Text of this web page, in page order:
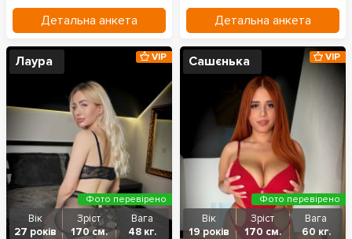
Детальна анкета Детальна анкета
Лаура
Вік
27 років
Зріст
170 см.
Вага
48 кг.
VIP
Фото перевірено
Сашєнька
Вік
19 років
Зріст
170 см.
Вага
60 кг.
VIP
Фото перевірено